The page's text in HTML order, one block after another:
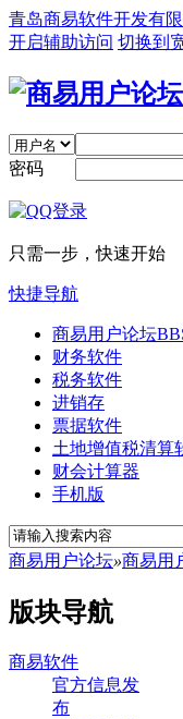
青岛商易软件开发有限
开启辅助访问 切换到
密码
只需一步，快速开始
快捷导航
商易用户论坛
财务软件
税务软件
进销存
票据软件
土地增值税清算
财会计算器
手机版
商易用户论坛»商易用
版块导航
商易软件
官方信息发
布